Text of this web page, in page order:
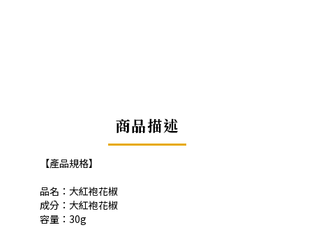
商品描述
【產品規格】
品名：大紅袍花椒
成分：大紅袍花椒
容量：30g